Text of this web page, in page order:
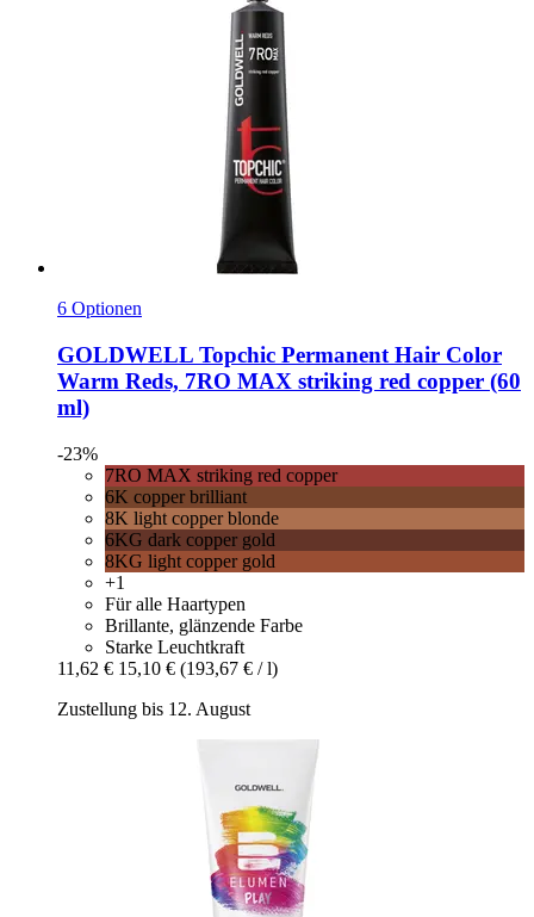
6 Optionen
GOLDWELL Topchic Permanent Hair Color
Warm Reds, 7RO MAX striking red copper (60
ml)
-23%
7RO MAX striking red copper
6K copper brilliant
8K light copper blonde
6KG dark copper gold
8KG light copper gold
+1
Für alle Haartypen
Brillante, glänzende Farbe
Starke Leuchtkraft
11,62 € 15,10 € (193,67 € / l)
Zustellung bis 12. August